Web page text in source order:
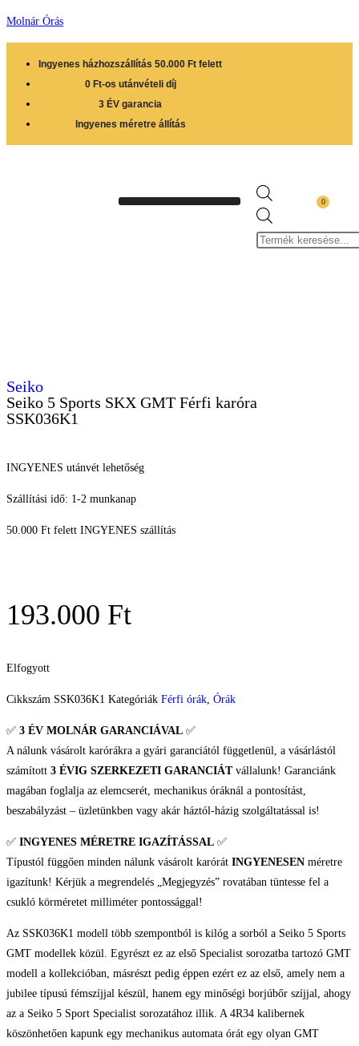
Molnár Órás
Ingyenes házhozszállítás 50.000 Ft felett
0 Ft-os utánvételi díj
3 ÉV garancia
Ingyenes méretre állítás
0
Seiko
Seiko 5 Sports SKX GMT Férfi karóra
SSK036K1
INGYENES utánvét lehetőség
Szállítási idő: 1-2 munkanap
50.000 Ft felett INGYENES szállítás
193.000 Ft
Elfogyott
Cikkszám SSK036K1 Kategóriák Férfi órák Órák
✅ 3 ÉV MOLNÁR GARANCIÁVAL ✅
A nálunk vásárolt karórákra a gyári garanciától függetlenül, a vásárlástól
számított 3 ÉVIG SZERKEZETI GARANCIÁTvállalunk! Garanciánk
magában foglalja az elemcserét, mechanikus óráknál a pontosítást,
beszabályzást – üzletünkben vagy akár háztól-házig szolgáltatással is!
✅ INGYENES MÉRETRE IGAZÍTÁSSAL ✅
Típustól függően minden nálunk vásárolt karórát INGYENESEN méretre
igazítunk! Kérjük a megrendelés „Megjegyzés” rovatában tüntesse fel a
csukló körméretet milliméter pontossággal!
Az SSK036K1 modell több szempontból is kilóg a sorból a Seiko 5 Sports
GMT modellek közül. Egyrészt ez az első Specialist sorozatba tartozó GMT
modell a kollekcióban, másrészt pedig éppen ezért ez az első, amely nem a
jubilee típusú fémszíjjal készül, hanem egy minőségi borjúbőr szíjjal, ahogy
az a Seiko 5 Sport Specialist sorozatához illik. A 4R34 kalibernek
köszönhetően kapunk egy mechanikus automata órát egy olyan GMT